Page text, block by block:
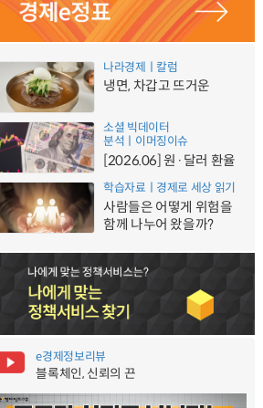
나라경제ㅣ칼럼
냉면, 차갑고 뜨거운
소셜 빅데이터
분석ㅣ이머징이슈
[2026.06] 원·달러 환율
학습자료ㅣ경제로 세상 읽기
사람들은 어떻게 위험을
함께 나누어 왔을까?
e경제정보리뷰
블록체인, 신뢰의 끈